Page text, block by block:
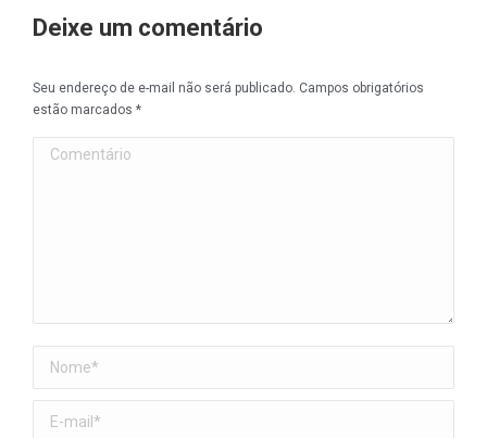
Deixe um comentário
Seu endereço de e-mail não será publicado. Campos obrigatórios
estão marcados *
Comentário
Nome *
E-mail *